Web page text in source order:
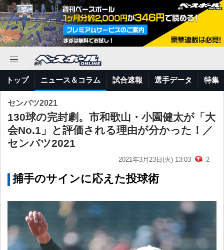
トップ ニュース＆コラム 試合速報 選手データ 特集
センバツ2021
130球の完封劇。市和歌山・小園健太が「大
会No.1」と評価される理由が分かった！／
センバツ2021
2021年3月23日(火) 13:03 2
捕手のサインに応えた投球術